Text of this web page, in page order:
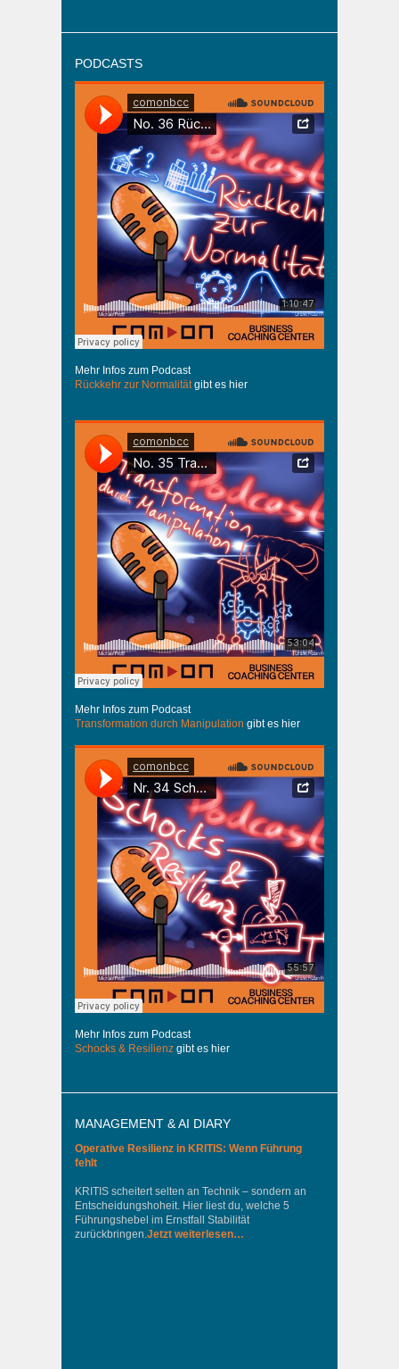
PODCASTS
Mehr Infos zum Podcast
Rückkehr zur Normalitätgibt es hier
Mehr Infos zum Podcast
Transformation durch Manipulation gibt es hier
Mehr Infos zum Podcast
Schocks & Resilienz gibt es hier
MANAGEMENT & AI DIARY
Operative Resilienz in KRITIS: Wenn Führung
fehlt
KRITIS scheitert selten an Technik – sondern an
Entscheidungshoheit. Hier liest du, welche 5
Führungshebel im Ernstfall Stabilität
zurückbringen. Jetzt weiterlesen…